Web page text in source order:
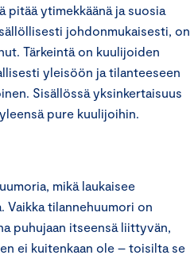
pitää ytimekkäänä ja suosia
johdonmukaisesti, on
Tärkeintä on kuulijoiden
yleisöön ja tilanteeseen
Sisällössä yksinkertaisuus
pure kuulijoihin.
mikä laukaisee
Vaikka tilannehuumori on
puhujaan itseensä liittyvän,
ei kuitenkaan ole – toisilta se